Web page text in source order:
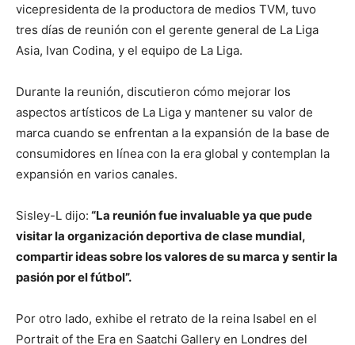
vicepresidenta de la productora de medios TVM, tuvo
tres días de reunión con el gerente general de La Liga
Asia, Ivan Codina, y el equipo de La Liga.
Durante la reunión, discutieron cómo mejorar los
aspectos artísticos de La Liga y mantener su valor de
marca cuando se enfrentan a la expansión de la base de
consumidores en línea con la era global y contemplan la
expansión en varios canales.
Sisley-L dijo: “La reunión fue invaluable ya que pude
visitar la organización deportiva de clase mundial,
compartir ideas sobre los valores de su marca y sentir la
pasión por el fútbol”.
Por otro lado, exhibe el retrato de la reina Isabel en el
Portrait of the Era en Saatchi Gallery en Londres del